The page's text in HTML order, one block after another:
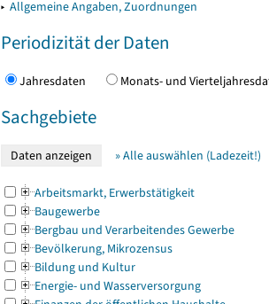
▸ Allgemeine Angaben, Zuordnungen
Periodizität der Daten
Jahresdaten Monats- und
Sachgebiete
» Alle auswählen (Ladezeit!)
Arbeitsmarkt, Erwerbstätigkeit
Baugewerbe
Bergbau und Verarbeitendes Gewerbe
Bevölkerung, Mikrozensus
Bildung und Kultur
Energie- und Wasserversorgung